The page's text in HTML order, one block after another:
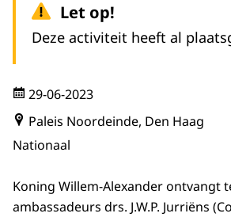
Let op!
Deze activiteit heeft al
29-06-2023
Paleis Noordeinde, Den Haag
Nationaal
Koning Willem-Alexander ontvangt
ambassadeurs drs. J.W.P. Jurriëns